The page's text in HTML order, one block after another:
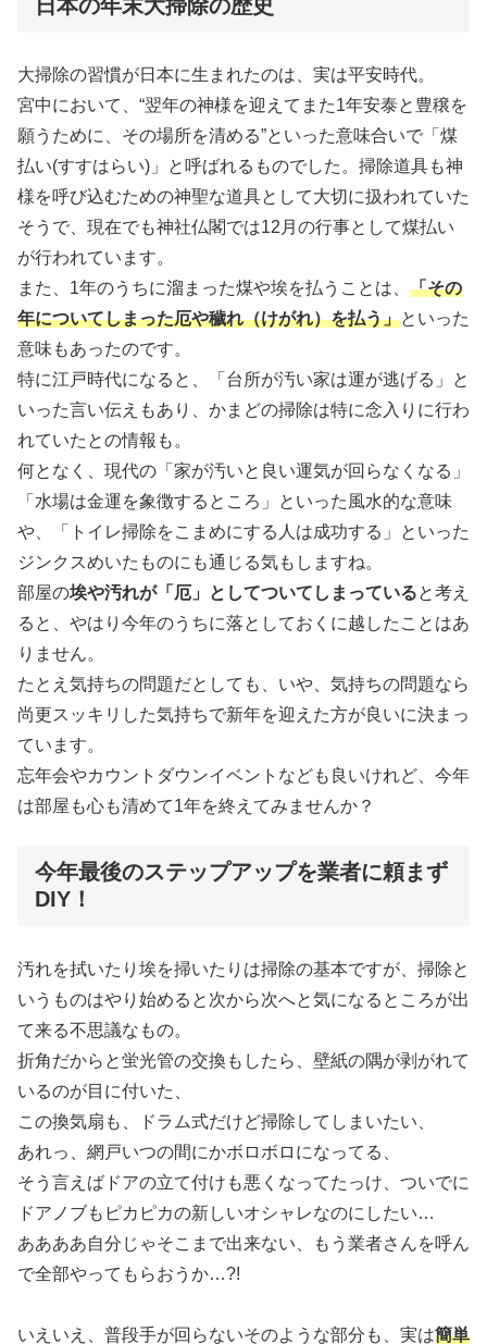
日本の年末大掃除の歴史
大掃除の習慣が日本に生まれたのは、実は平安時代。
宮中において、“翌年の神様を迎えてまた1年安泰と豊穣を
願うために、その場所を清める”といった意味合いで「煤
払い(すすはらい)」と呼ばれるものでした。掃除道具も神
様を呼び込むための神聖な道具として大切に扱われていた
そうで、現在でも神社仏閣では12月の行事として煤払い
が行われています。
また、1年のうちに溜まった煤や埃を払うことは、 「その
年についてしまった厄や穢れ（けがれ）を払う」といった
意味もあったのです。
特に江戸時代になると、「台所が汚い家は運が逃げる」と
いった言い伝えもあり、かまどの掃除は特に念入りに行わ
れていたとの情報も。
何となく、現代の「家が汚いと良い運気が回らなくなる」
「水場は金運を象徴するところ」といった風水的な意味
や、「トイレ掃除をこまめにする人は成功する」といった
ジンクスめいたものにも通じる気もしますね。
部屋の埃や汚れが「厄」としてついてしまっていると考え
ると、やはり今年のうちに落としておくに越したことはあ
りません。
たとえ気持ちの問題だとしても、いや、気持ちの問題なら
尚更スッキリした気持ちで新年を迎えた方が良いに決まっ
ています。
忘年会やカウントダウンイベントなども良いけれど、今年
は部屋も心も清めて1年を終えてみませんか？
今年最後のステップアップを業者に頼まず
DIY！
汚れを拭いたり埃を掃いたりは掃除の基本ですが、掃除と
いうものはやり始めると次から次へと気になるところが出
て来る不思議なもの。
折角だからと蛍光管の交換もしたら、壁紙の隅が剥がれて
いるのが目に付いた、
この換気扇も、ドラム式だけど掃除してしまいたい、
あれっ、網戸いつの間にかボロボロになってる、
そう言えばドアの立て付けも悪くなってたっけ、ついでに
ドアノブもピカピカの新しいオシャレなのにしたい…
ああああ自分じゃそこまで出来ない、もう業者さんを呼ん
で全部やってもらおうか…?!
いえいえ、普段手が回らないそのような部分も、実は簡単